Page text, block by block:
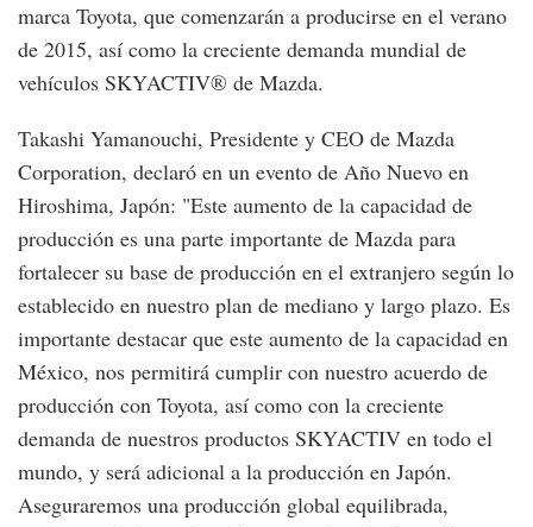
marca Toyota, que comenzarán a producirse en el verano
de 2015, así como la creciente demanda mundial de
vehículos SKYACTIV® de Mazda.
Takashi Yamanouchi, Presidente y CEO de Mazda
Corporation, declaró en un evento de Año Nuevo en
Hiroshima, Japón: "Este aumento de la capacidad de
producción es una parte importante de Mazda para
fortalecer su base de producción en el extranjero según lo
establecido en nuestro plan de mediano y largo plazo. Es
importante destacar que este aumento de la capacidad en
México, nos permitirá cumplir con nuestro acuerdo de
producción con Toyota, así como con la creciente
demanda de nuestros productos SKYACTIV en todo el
mundo, y será adicional a la producción en Japón.
Aseguraremos una producción global equilibrada,